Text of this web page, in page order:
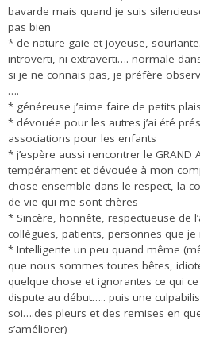
bavarde mais quand je suis
pas bien
* de nature gaie et joyeuse,
introverti, ni extraverti…. normale
si je ne connais pas, je préfère
….
* généreuse j’aime faire de petits
* dévouée pour les autres j’ai été
associations pour les enfants
* j’espère aussi rencontrer le GRAND
tempérament et dévouée à mon
chose ensemble dans le respect, la
de vie qui me sont chères
* Sincère, honnête, respectueuse de
collègues, patients, personnes que
* Intelligente un peu quand même
que nous sommes toutes bêtes,
quelque chose et ignorantes ce qui
dispute au début….. puis une
soi….des pleurs et des remises en
s’améliorer)